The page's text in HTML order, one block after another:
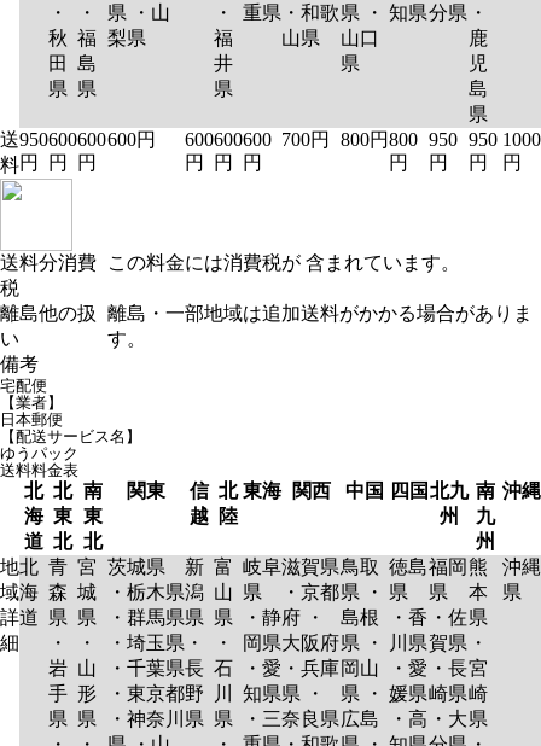
・
秋
田
県
・
福
島
県
県 ・山
梨県
・
福
井
県
重県 ・和歌
山県
県 ・
山口
県
知県分県 ・
鹿
児
島
県
送
料
950
円
600
円
600
円
600円
600
円
600
円
600
円
700円 800円800
円
950
円
950
円
1000
円
送料分消費
税
この料金には消費税が 含まれています。
離島他の扱
い
離島・一部地域は追加送料がかかる場合がありま
す。
備考
宅配便
【業者】
日本郵便
【配送サービス名】
ゆうパック
送料料金表
北
海
道
北
東
北
南
東
北
関東
信
越
北
陸
東海 関西 中国 四国北九
州
南
九
州
沖縄
地
域
詳
細
北
海
道
青
森
県
・
岩
手
県
宮
城
県
・
山
形
県
茨城県
・栃木県
・群馬県
・埼玉県
・千葉県
・東京都
・神奈川
新
潟
県
・
長
野
県
富
山
県
・
石
川
県
岐阜
県
・静
岡県
・愛
知県
・三
滋賀県
・京都
府 ・
大阪府
・兵庫
県 ・
奈良県
鳥取
県 ・
島根
県 ・
岡山
県 ・
広島
徳島
県
・香
川県
・愛
媛県
・高
福岡
県
・佐
賀県
・長
崎県
・大
熊
本
県
・
宮
崎
県
沖縄
県